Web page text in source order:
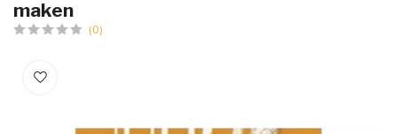
maken
(0)